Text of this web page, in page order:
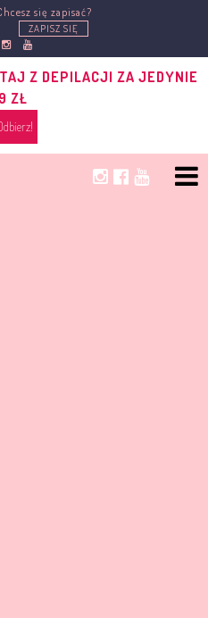
się zapisać?
ZAPISZ SIĘ
Z DEPILACJI ZA JEDYNIE
ZŁ